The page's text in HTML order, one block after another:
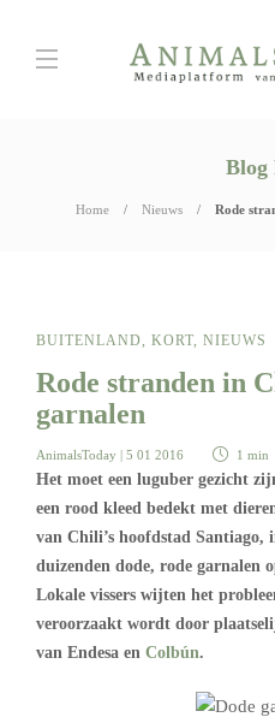
Blog
Home Nieuws Rode
BUITENLAND, KORT, NIEUWS
Rode stranden in
garnalen
AnimalsToday | 5 01 2016 1 min
Het moet een luguber gezicht
een rood kleed bedekt met
van Chili’s hoofdstad Santiago,
duizenden dode, rode garnalen
Lokale vissers wijten het
veroorzaakt wordt door
van Endesa en Colbún.